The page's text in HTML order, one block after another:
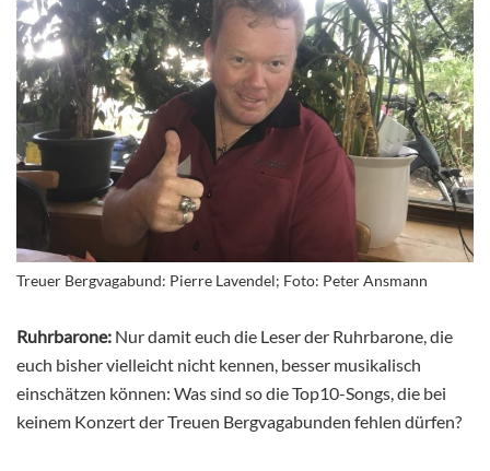
Treuer Bergvagabund: Pierre Lavendel; Foto: Peter Ansmann
Ruhrbarone: Nur damit euch die Leser der Ruhrbarone, die
euch bisher vielleicht nicht kennen, besser musikalisch
einschätzen können: Was sind so die Top10-Songs, die bei
keinem Konzert der Treuen Bergvagabunden fehlen dürfen?